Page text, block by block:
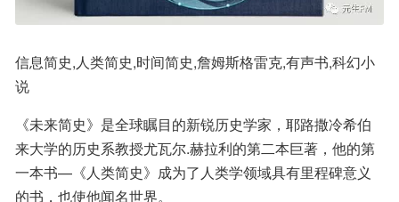
信息简史,人类简史,时间简史,詹姆斯格雷克,有声书,科幻小
说
《未来简史》是全球瞩目的新锐历史学家，耶路撒冷希伯
来大学的历史系教授尤瓦尔.赫拉利的第二本巨著，他的第
一本书—《人类简史》成为了人类学领域具有里程碑意义
的书，也使他闻名世界。